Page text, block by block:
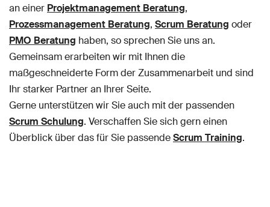
an einer Projektmanagement Beratung,
Prozessmanagement Beratung, Scrum Beratung oder
PMO Beratung haben, so sprechen Sie uns an.
Gemeinsam erarbeiten wir mit Ihnen die
maßgeschneiderte Form der Zusammenarbeit und sind
Ihr starker Partner an Ihrer Seite.
Gerne unterstützen wir Sie auch mit der passenden
Scrum Schulung. Verschaffen Sie sich gern einen
Überblick über das für Sie passendeScrum Training.